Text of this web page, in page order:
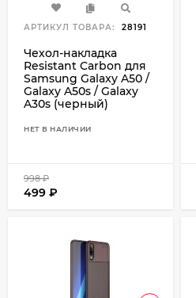
АРТИКУЛ ТОВАРА: 28191
Чехол-накладка
Resistant Carbon для
Samsung Galaxy A50 /
Galaxy A50s / Galaxy
A30s (черный)
НЕТ В НАЛИЧИИ
998₽
499 ₽